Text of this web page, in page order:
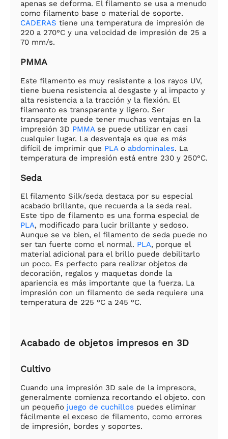
apenas se deforma. El filamento se usa a menudo
como filamento base o material de soporte.
CADERAS tiene una temperatura de impresión de
220 a 270°C y una velocidad de impresión de 25 a
70 mm/s.
PMMA
Este filamento es muy resistente a los rayos UV,
tiene buena resistencia al desgaste y al impacto y
alta resistencia a la tracción y la flexión. El
filamento es transparente y ligero. Ser
transparente puede tener muchas ventajas en la
impresión 3D PMMAse puede utilizar en casi
cualquier lugar. La desventaja es que es más
difícil de imprimir que PLAo abdominales. La
temperatura de impresión está entre 230 y 250°C.
Seda
El filamento Silk/seda destaca por su especial
acabado brillante, que recuerda a la seda real.
Este tipo de filamento es una forma especial de
PLA, modificado para lucir brillante y sedoso.
Aunque se ve bien, el filamento de seda puede no
ser tan fuerte como el normal. PLA, porque el
material adicional para el brillo puede debilitarlo
un poco. Es perfecto para realizar objetos de
decoración, regalos y maquetas donde la
apariencia es más importante que la fuerza. La
impresión con un filamento de seda requiere una
temperatura de 225 °C a 245 °C.
Acabado de objetos impresos en 3D
Cultivo
Cuando una impresión 3D sale de la impresora,
generalmente comienza recortando el objeto. con
un pequeño juego de cuchillos puedes eliminar
fácilmente el exceso de filamento, como errores
de impresión, bordes y soportes.